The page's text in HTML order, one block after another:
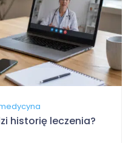
historię leczenia?